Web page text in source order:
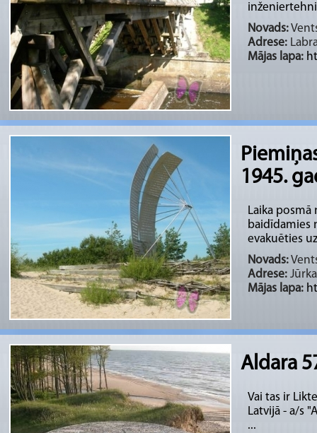
Novads:
Adrese:
Mājas lapa:
1945.
Laika posmā
baidīdamies
evakuēties
Novads:
Adrese:
Mājas lapa:
Aldara
Vai tas ir
Latvijā - a/s
...